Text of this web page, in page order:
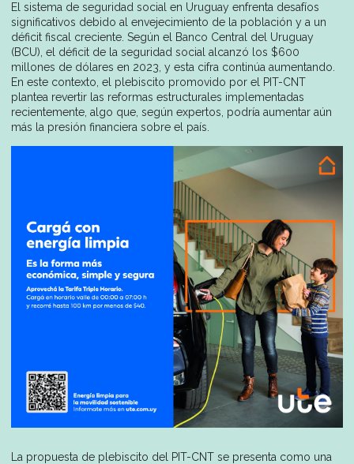
El sistema de seguridad social en Uruguay enfrenta desafíos
significativos debido al envejecimiento de la población y a un
déficit fiscal creciente. Según el Banco Central del Uruguay
(BCU), el déficit de la seguridad social alcanzó los $600
millones de dólares en 2023, y esta cifra continúa aumentando.
En este contexto, el plebiscito promovido por el PIT-CNT
plantea revertir las reformas estructurales implementadas
recientemente, algo que, según expertos, podría aumentar aún
más la presión financiera sobre el país.
La propuesta de plebiscito del PIT-CNT se presenta como una